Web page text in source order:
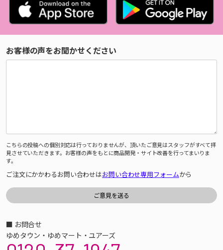
お客様の声をお聞かせください
こちらの投稿への個別対応は行っておりませんが、頂いたご意見はスタッフがすべて拝
見させていただきます。お客様の声をもとに商品開発・サイト改善を行ってまいりま
す。
ご注文にかかわるお問い合わせはお問い合わせ専用フォームから
■ お問合せ
ゆめタウン・ゆめマート・ユアーズ